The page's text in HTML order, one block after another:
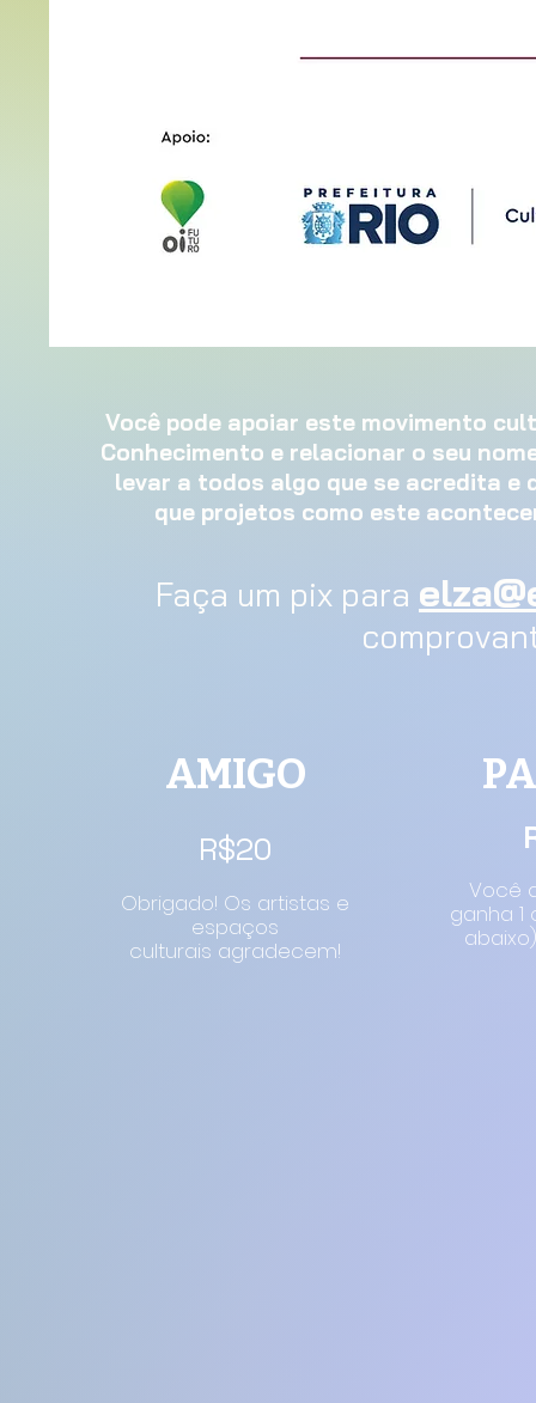
Você pode apoiar este movimento
Conhecimento e relacionar o seu
levar a todos algo que se acredita e
que projetos como este
Faça um pix para
AMIGO
R$20
Obrigado! Os artistas e
espaços
culturais agradecem!
Você
ganha